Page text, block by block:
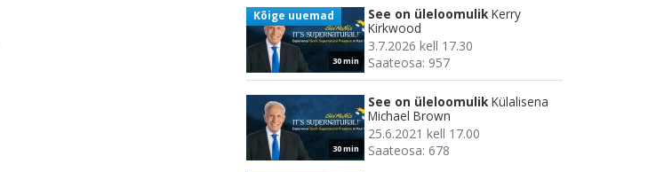
30 min
Kõige uuemad See on üleloomulik Kerry
Kirkwood
3.7.2026 kell 17.30
Saateosa: 957
30 min
See on üleloomulik Külalisena
Michael Brown
25.6.2021 kell 17.00
Saateosa: 678